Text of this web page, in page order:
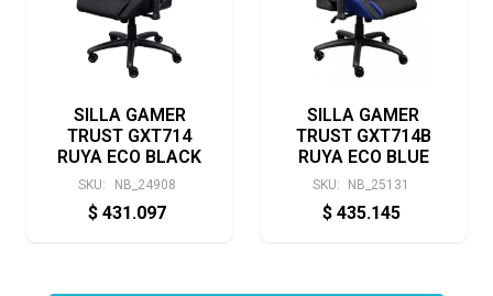
SILLA GAMER
TRUST GXT714
RUYA ECO BLACK
SKU: NB_24908
$ 431.097
SILLA GAMER
TRUST GXT714B
RUYA ECO BLUE
SKU: NB_25131
$ 435.145